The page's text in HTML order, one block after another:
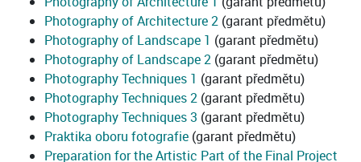
Photography of Architecture 2 (garant předmětu)
Photography of Landscape 1 (garant předmětu)
Photography of Landscape 2 (garant předmětu)
Photography Techniques 1 (garant předmětu)
Photography Techniques 2 (garant předmětu)
Photography Techniques 3 (garant předmětu)
Praktika oboru fotografie (garant předmětu)
Preparation for the Artistic Part of the Final Project